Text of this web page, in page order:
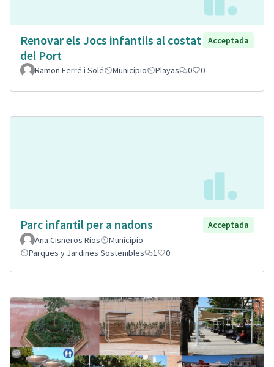
Renovar els Jocs infantils al costat
del Port
Acceptada
Ramon Ferré i Solé Municipio Playas 0 0
Parc infantil per a nadons
Acceptada
Ana Cisneros Rios
Municipio
Parques y Jardines Sostenibles
1 0